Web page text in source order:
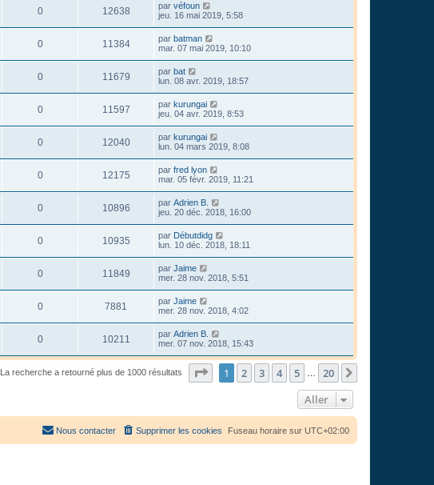
0 12638 par véfoun
jeu. 16 mai 2019, 5:58
0 11384 par batman
mar. 07 mai 2019, 10:10
0 11679 par bat
lun. 08 avr. 2019, 18:57
0 11597 par kurungai
jeu. 04 avr. 2019, 8:53
0 12040 par kurungai
lun. 04 mars 2019, 8:08
0 12175 par fred lyon
mar. 05 févr. 2019, 11:21
0 10896 par Adrien B.
jeu. 20 déc. 2018, 16:00
0 10935 par Débutdidg
lun. 10 déc. 2018, 18:11
0 11849 par Jaime
mer. 28 nov. 2018, 5:51
0 7881 par Jaime
mer. 28 nov. 2018, 4:02
0 10211 par Adrien B.
mer. 07 nov. 2018, 15:43
La recherche a retourné plus de 1000 résultats Page sur20
1 2 3 4 5 20
Aller
Fuseau horaire sur UTC+02:00
Supprimer les cookies
Nous contacter